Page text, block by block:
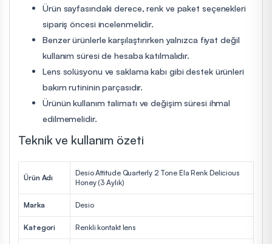
Ürün sayfasındaki derece, renk ve paket seçenekleri
sipariş öncesi incelenmelidir.
Benzer ürünlerle karşılaştırırken yalnızca fiyat değil
kullanım süresi de hesaba katılmalıdır.
Lens solüsyonu ve saklama kabı gibi destek ürünleri
bakım rutininin parçasıdır.
Ürünün kullanım talimatı ve değişim süresi ihmal
edilmemelidir.
Teknik ve kullanım özeti
Ürün Adı
Desio Attitude Quarterly 2 Tone Ela Renk Delicious
Honey (3 Aylık)
Marka Desio
Kategori Renkli kontakt lens